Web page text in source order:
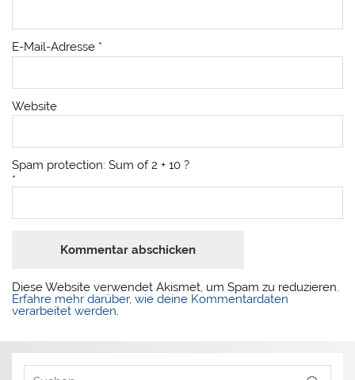
E-Mail-Adresse *
Website
Spam protection: Sum of 2 + 10 ?
*
Diese Website verwendet Akismet, um Spam zu reduzieren.
Erfahre mehr darüber, wie deine Kommentardaten
verarbeitet werden